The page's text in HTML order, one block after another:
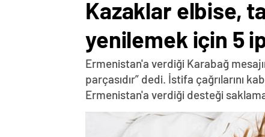
Kazaklar elbise,
yenilemek için 5
Ermenistan'a verdiği Karabağ
parçasıdır” dedi. İstifa çağrılarını
Ermenistan'a verdiği desteği